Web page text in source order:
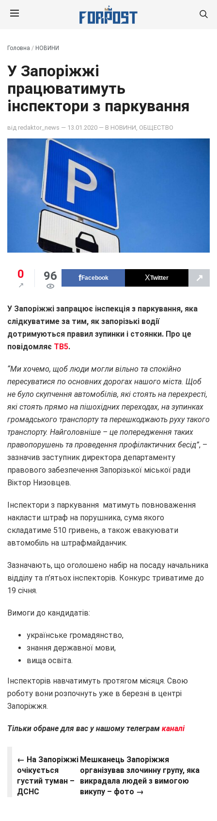
Головна / НОВИНИ
У Запоріжжі
працюватимуть
інспектори з паркування
від redaktor_news — 13.01.2020 — В НОВИНИ ОБЩЕСТВО
0 96 Facebook Twitter ↗
У Запоріжжі запрацює інспекція з паркування, яка
слідкуватиме за тим, як запорізькі водії
дотримуються правил зупинки і стоянки. Про це
повідомляє ТВ5.
“Ми хочемо, щоб люди могли вільно та спокійно
пересуватися по основних дорогах нашого міста. Щоб
не було скупчення автомобілів, які стоять на перехресті,
які стоять прямо на пішохідних переходах, на зупинках
громадського транспорту та перешкоджають руху такого
транспорту. Найголовніше – це попередження таких
правопорушень та проведення профілактичних бесід”, –
зазначив заступник директора департаменту
правового забезпечення Запорізької міської ради
Віктор Низовцев.
Інспектори з паркування матимуть повноваження
накласти штраф на порушника, сума якого
складатиме 510 гривень, а також евакуювати
автомобіль на штрафмайданчик.
Зазначають, що оголошено набір на посаду начальника
відділу та п’ятьох інспекторів. Конкурс триватиме до
19 січня.
Вимоги до кандидатів:
українське громадянство,
знання державної мови,
вища освіта.
Інспекторів навчатимуть протягом місяця. Свою
роботу вони розпочнуть уже в березні в центрі
Запоріжжя.
Тільки обране для вас у нашому телеграм каналі
← На Запоріжжі
очікується
густий туман –
ДСНС
Мешканець Запоріжжя
організував злочинну групу, яка
викрадала людей з вимогою
викупу – фото →